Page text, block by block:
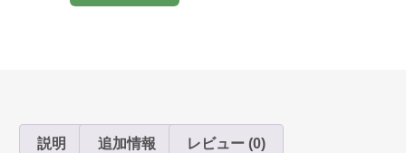
説明 追加情報 レビュー (0)